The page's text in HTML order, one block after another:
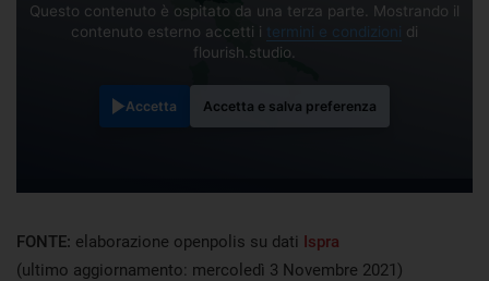
Questo contenuto è ospitato da una terza parte. Mostrando il
contenuto esterno accetti i termini e condizioni di
flourish.studio.
Accetta Accetta e salva preferenza
FONTE: elaborazione openpolis su dati Ispra
(ultimo aggiornamento: mercoledì 3 Novembre 2021)